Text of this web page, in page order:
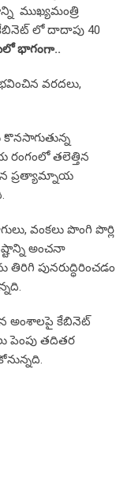
ముఖ్యమంత్రి
కేబినెట్ లో దాదాపు 40
భాగంగా..
వరదలు,
రంగంలో తలెత్తిన
ప్రత్యామ్నాయ
వంకలు పొంగి పొర్లి
అంచనా
తిరిగి పునరుద్ధిరించడం
అంశాలపై కేబినెట్
పెంపు తదితర